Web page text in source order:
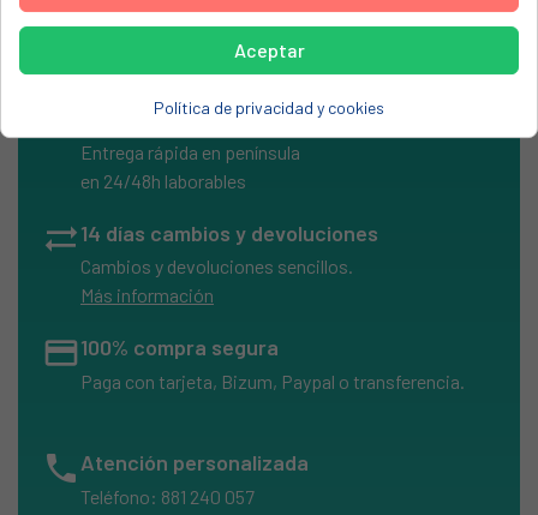
Envíos Express
Entrega rápida en península
en 24/48h laborables
sync_alt14 días cambios y devoluciones
Cambios y devoluciones sencillos.
Más información
credit_card100% compra segura
Paga con tarjeta, Bizum, Paypal o transferencia.
phone Atención personalizada
Teléfono: 881 240 057
Aceptar
Política de privacidad y cookies